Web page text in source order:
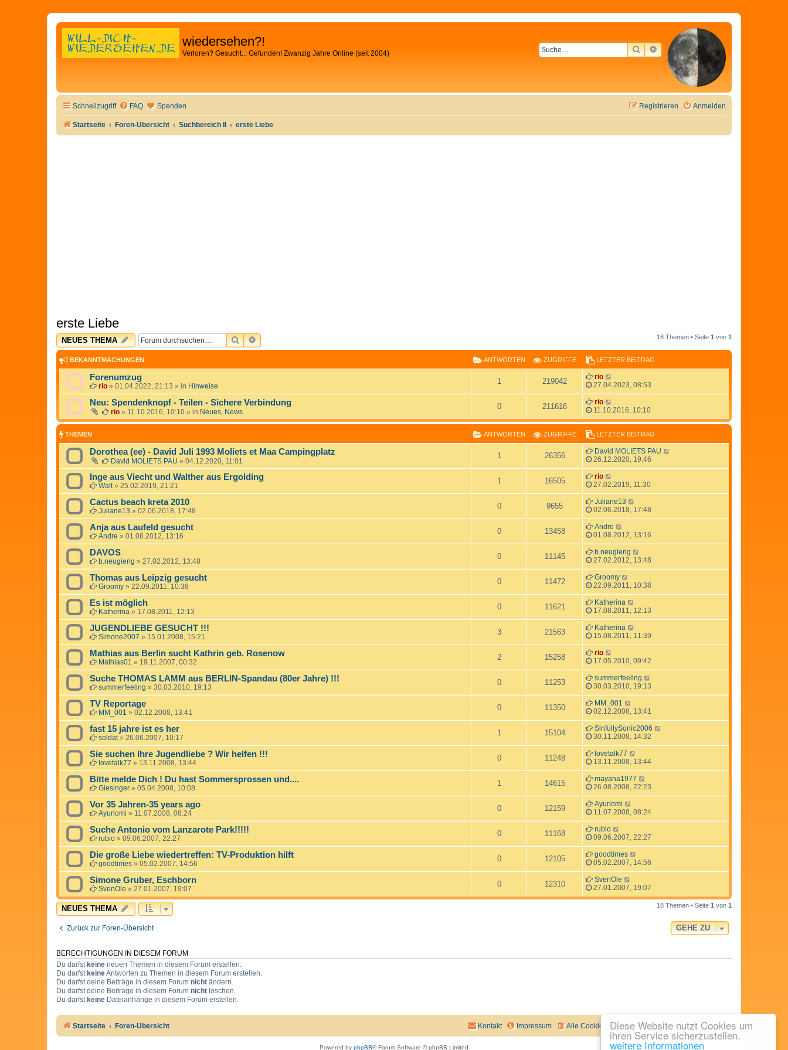
Diese Website nutzt Cookies um
ihren Service sicherzustellen.
weitere Informationen
wiedersehen?!
Verloren? Gesucht... Gefunden! Zwanzig Jahre Online (seit 2004) SUCHEERWEITERTE SUCHE
Schnellzugriff FAQ Spenden Anmelden
Registrieren
Startseite Foren-Übersicht Suchbereich II erste Liebe
erste Liebe
NEUES THEMA SUCHEERWEITERTE SUCHE 18 Themen • Seite 1 von 1
BEKANNTMACHUNGEN ANTWORTEN ZUGRIFFE LETZTER BEITRAG
Forenumzug
rio » 01.04.2022, 21:13 » in Hinweise
1 219042
rio
27.04.2023, 08:53
Neu: Spendenknopf - Teilen - Sichere Verbindung
rio » 11.10.2016, 10:10 » in Neues, News
0 211616
rio
11.10.2016, 10:10
THEMEN ANTWORTEN ZUGRIFFE LETZTER BEITRAG
Dorothea (ee) - David Juli 1993 Moliets et Maa Campingplatz
David MOLIETS PAU » 04.12.2020, 11:01
1 26356
David MOLIETS PAU
26.12.2020, 19:46
Inge aus Viecht und Walther aus Ergolding
Walt» 25.02.2019, 21:21
1 16505
rio
27.02.2019, 11:30
Cactus beach kreta 2010
Juliane13 » 02.06.2018, 17:48
0 9655
Juliane13
02.06.2018, 17:48
Anja aus Laufeld gesucht
Andre » 01.08.2012, 13:16
0 13458
Andre
01.08.2012, 13:16
DAVOS
b.neugierig » 27.02.2012, 13:48
0 11145
b.neugierig
27.02.2012, 13:48
Thomas aus Leipzig gesucht
Groomy » 22.09.2011, 10:38
0 11472
Groomy
22.09.2011, 10:38
Es ist möglich
Katherina » 17.08.2011, 12:13
0 11621
Katherina
17.08.2011, 12:13
JUGENDLIEBE GESUCHT !!!
Simone2007 » 15.01.2008, 15:21
3 21563
Katherina
15.08.2011, 11:39
Mathias aus Berlin sucht Kathrin geb. Rosenow
Mathias01 » 19.11.2007, 00:32
2 15258
rio
17.05.2010, 09:42
Suche THOMAS LAMM aus BERLIN-Spandau (80er Jahre) !!!
summerfeeling » 30.03.2010, 19:13
0 11253
summerfeeling
30.03.2010, 19:13
TV Reportage
MM_001 » 02.12.2008, 13:41
0 11350
MM_001
02.12.2008, 13:41
fast 15 jahre ist es her
soldat» 26.06.2007, 10:17
1 15104
SinfullySonic2006
30.11.2008, 14:32
Sie suchen Ihre Jugendliebe ? Wir helfen !!!
lovetalk77 » 13.11.2008, 13:44
0 11248
lovetalk77
13.11.2008, 13:44
Bitte melde Dich ! Du hast Sommersprossen und....
Giesinger » 05.04.2008, 10:08
1 14615
mayana1977
26.08.2008, 22:23
Vor 35 Jahren-35 years ago
Ayurlomi » 11.07.2008, 08:24
0 12159
Ayurlomi
11.07.2008, 08:24
Suche Antonio vom Lanzarote Park!!!!!
rubio » 09.06.2007, 22:27
0 11168
rubio
09.06.2007, 22:27
Die große Liebe wiedertreffen: TV-Produktion hilft
goodtimes » 05.02.2007, 14:56
0 12105
goodtimes
05.02.2007, 14:56
Simone Gruber, Eschborn
SvenOle » 27.01.2007, 19:07
0 12310
SvenOle
27.01.2007, 19:07
NEUES THEMA 18 Themen • Seite 1 von 1
Zurück zur Foren-Übersicht GEHE ZU
BERECHTIGUNGEN IN DIESEM FORUM
Du darfst keine neuen Themen in diesem Forum erstellen.
Du darfst keineAntworten zu Themen in diesem Forum erstellen.
Du darfst deine Beiträge in diesem Forum nicht ändern.
Du darfst deine Beiträge in diesem Forum nicht löschen.
Du darfst keine Dateianhänge in diesem Forum erstellen.
Startseite Foren-Übersicht Alle Zeiten sindUTC+02:00
Alle Cookies löschen
Impressum
Kontakt
Powered by phpBB® Forum Software © phpBB Limited